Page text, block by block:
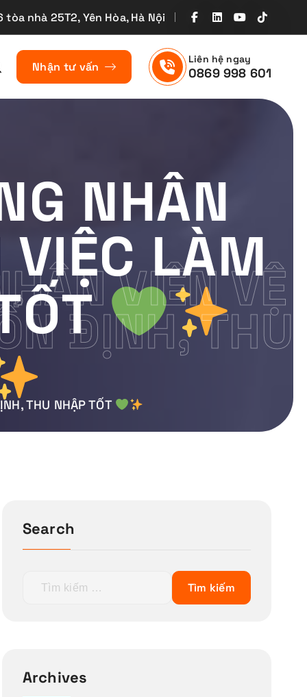
tòa nhà 25T2, Yên Hòa, Hà Nội
Nhận tư vấn
Liên hệ ngay
0869 998 601
VIÊN VỆ
ĐỊNH, THU
NHÂN
VIỆC LÀM
THU NHẬP TỐT
Search
ế
Archives